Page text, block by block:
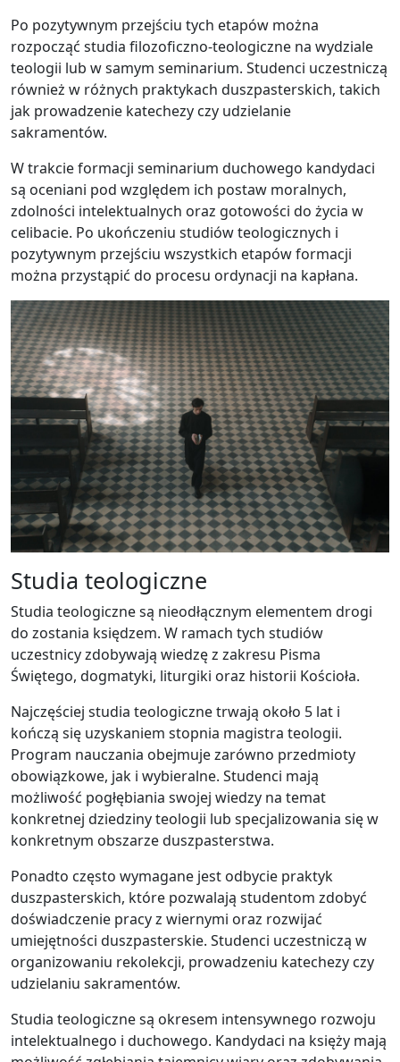
Po pozytywnym przejściu tych etapów można
rozpocząć studia filozoficzno-teologiczne na wydziale
teologii lub w samym seminarium. Studenci uczestniczą
również w różnych praktykach duszpasterskich, takich
jak prowadzenie katechezy czy udzielanie
sakramentów.
W trakcie formacji seminarium duchowego kandydaci
są oceniani pod względem ich postaw moralnych,
zdolności intelektualnych oraz gotowości do życia w
celibacie. Po ukończeniu studiów teologicznych i
pozytywnym przejściu wszystkich etapów formacji
można przystąpić do procesu ordynacji na kapłana.
Studia teologiczne
Studia teologiczne są nieodłącznym elementem drogi
do zostania księdzem. W ramach tych studiów
uczestnicy zdobywają wiedzę z zakresu Pisma
Świętego, dogmatyki, liturgiki oraz historii Kościoła.
Najczęściej studia teologiczne trwają około 5 lat i
kończą się uzyskaniem stopnia magistra teologii.
Program nauczania obejmuje zarówno przedmioty
obowiązkowe, jak i wybieralne. Studenci mają
możliwość pogłębiania swojej wiedzy na temat
konkretnej dziedziny teologii lub specjalizowania się w
konkretnym obszarze duszpasterstwa.
Ponadto często wymagane jest odbycie praktyk
duszpasterskich, które pozwalają studentom zdobyć
doświadczenie pracy z wiernymi oraz rozwijać
umiejętności duszpasterskie. Studenci uczestniczą w
organizowaniu rekolekcji, prowadzeniu katechezy czy
udzielaniu sakramentów.
Studia teologiczne są okresem intensywnego rozwoju
intelektualnego i duchowego. Kandydaci na księży mają